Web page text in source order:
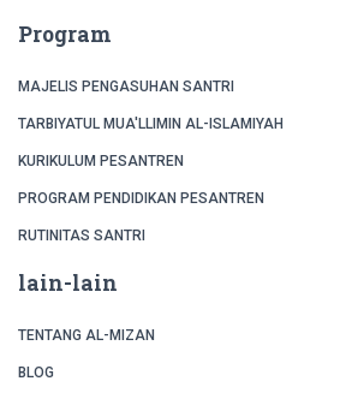
Program
MAJELIS PENGASUHAN SANTRI
TARBIYATUL MUA'LLIMIN AL-ISLAMIYAH
KURIKULUM PESANTREN
PROGRAM PENDIDIKAN PESANTREN
RUTINITAS SANTRI
lain-lain
TENTANG AL-MIZAN
BLOG